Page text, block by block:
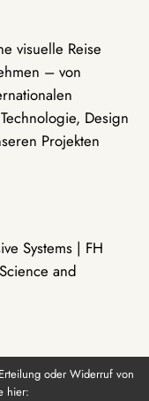
visuelle Reise
– von
Design
Projekten
Systems | FH
and
oder Widerruf von
hier: